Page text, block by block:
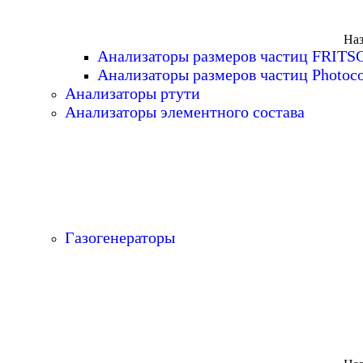
Анализаторы размеров частиц
Анализаторы размеров частиц
Анализаторы ртути
Анализаторы элементного состава
Газогенераторы